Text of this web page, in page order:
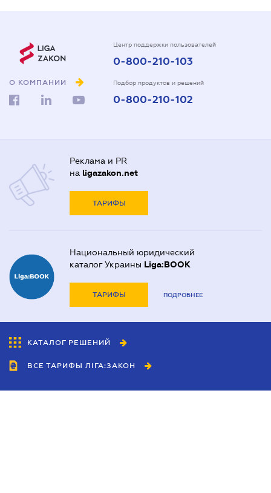
О КОМПАНИИ
Центр поддержки пользователей
0-800-210-103
Подбор продуктов и решений
0-800-210-102
Реклама и PR
на ligazakon.net
ТАРИФЫ
Национальный юридический
каталог Украины Liga:BOOK
ТАРИФЫ ПОДРОБНЕЕ
КАТАЛОГ РЕШЕНИЙ
ВСЕ ТАРИФЫ ЛІГА:ЗАКОН